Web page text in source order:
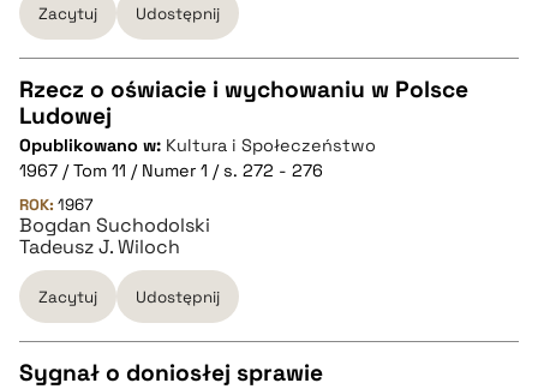
BIBTEX
pobierz cytat
Zacytuj Udostępnij
CZYSTY TEKST
pobierz cytat
BIBTEX
pobierz cytat
Rzecz o oświacie i wychowaniu w Polsce
Ludowej
Opublikowano w: Kultura i Społeczeństwo
1967 / Tom 11 / Numer 1 / s. 272 - 276
ROK: 1967
Bogdan Suchodolski
Tadeusz J. Wiloch
Zacytuj Udostępnij
Sygnał o doniosłej sprawie